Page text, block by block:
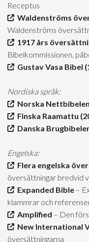
Receptus
Waldenströms
Waldenströms
1917 års
Bibelkommissionen,
Gustav Vasa Bibel
Nordiska språk:
Norska
Finska Raamattu
Danska
Engelska:
Flera engelska
översättningar bredvid
Expanded Bible –
klammrar och
Amplified – Den
New International
översättningarna